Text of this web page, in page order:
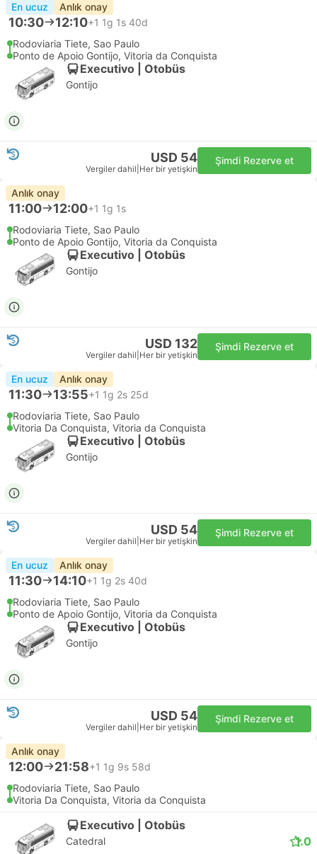
En ucuz Anlık onay
10:30 12:10+1 1g 1s 40d
Rodoviaria Tiete, Sao Paulo
Ponto de Apoio Gontijo, Vitoria da Conquista
Executivo | Otobüs
Gontijo
USD 54
Vergiler dahil Her bir yetişkin
Şimdi Rezerve et
Anlık onay
11:00 12:00+1 1g 1s
Rodoviaria Tiete, Sao Paulo
Ponto de Apoio Gontijo, Vitoria da Conquista
Executivo | Otobüs
Gontijo
USD 132
Vergiler dahil Her bir yetişkin
Şimdi Rezerve et
En ucuz Anlık onay
11:30 13:55+1 1g 2s 25d
Rodoviaria Tiete, Sao Paulo
Vitoria Da Conquista, Vitoria da Conquista
Executivo | Otobüs
Gontijo
USD 54
Vergiler dahil Her bir yetişkin
Şimdi Rezerve et
En ucuz Anlık onay
11:30 14:10+1 1g 2s 40d
Rodoviaria Tiete, Sao Paulo
Ponto de Apoio Gontijo, Vitoria da Conquista
Executivo | Otobüs
Gontijo
USD 54
Vergiler dahil Her bir yetişkin
Şimdi Rezerve et
Anlık onay
12:00 21:58+1 1g 9s 58d
Rodoviaria Tiete, Sao Paulo
Vitoria Da Conquista, Vitoria da Conquista
Executivo | Otobüs
Catedral 1.0